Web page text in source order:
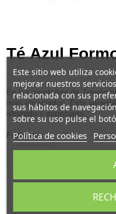
Té Azul
En las montañas de Taiwán
mas apreciados. Esta
afrutado y especiado.
Formato
Este sitio web utiliza
mejorar nuestros
relacionada con sus
sus hábitos de
sobre su uso pulse el
Política de cookies